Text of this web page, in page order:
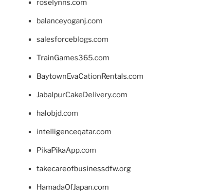
roselynns.com
balanceyoganj.com
salesforceblogs.com
TrainGames365.com
BaytownEvaCationRentals.com
JabalpurCakeDelivery.com
halobjd.com
intelligenceqatar.com
PikaPikaApp.com
takecareofbusinessdfw.org
HamadaOfJapan.com